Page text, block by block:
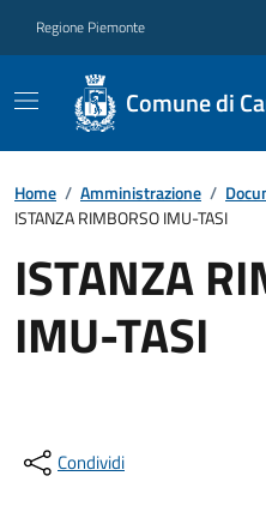
Regione Piemonte
Comune di
Home / Amministrazione /
ISTANZA RIMBORSO IMU-TASI
ISTANZA
IMU-TASI
Condividi